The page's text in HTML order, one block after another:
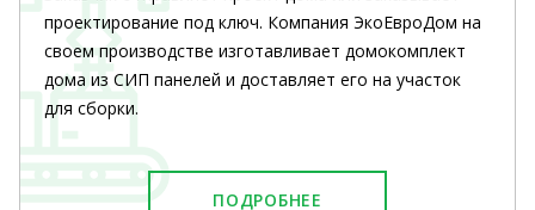
проектирование под ключ. Компания ЭкоЕвроДом на
своем производстве изготавливает домокомплект
дома из СИП панелей и доставляет его на участок
для сборки.
ПОДРОБНЕЕ